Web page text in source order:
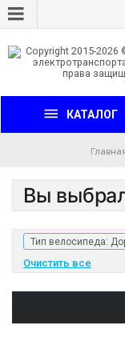
КАТАЛОГ
Вы
Тип велосипеда:
Очистить все